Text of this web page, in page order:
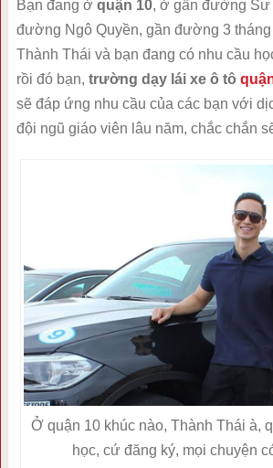
Bạn đang ở quận 10, ở gần đường Sư
đường Ngô Quyền, gần đường 3
Thành Thái và bạn đang có nhu cầu
rồi đó bạn, trường dạy lái xe ô tô
sẽ đáp ứng nhu cầu của các bạn với
đội ngũ giáo viên lâu năm, chắc chắn
Ở quận 10 khúc nào, Thành Thái à,
học, cứ đăng ký, mọi chuyện